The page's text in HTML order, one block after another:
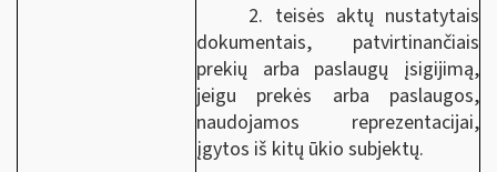
2. teisės aktų nustatytais
dokumentais, patvirtinančiais
prekių arba paslaugų įsigijimą,
jeigu prekės arba paslaugos,
naudojamos reprezentacijai,
įgytos iš kitų ūkio subjektų.